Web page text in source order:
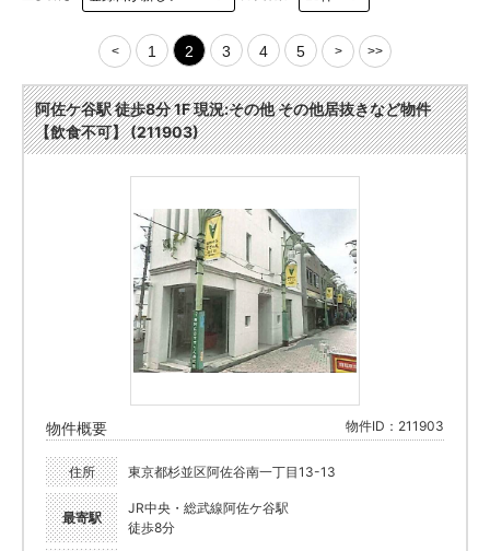
< 1 2 3 4 5 > >>
阿佐ケ谷駅 徒歩8分 1F 現況:その他 その他居抜きなど物件
【飲食不可】 (211903)
物件概要 物件ID：211903
住所 東京都杉並区阿佐谷南一丁目13-13
最寄駅
JR中央・総武線阿佐ケ谷駅
徒歩8分